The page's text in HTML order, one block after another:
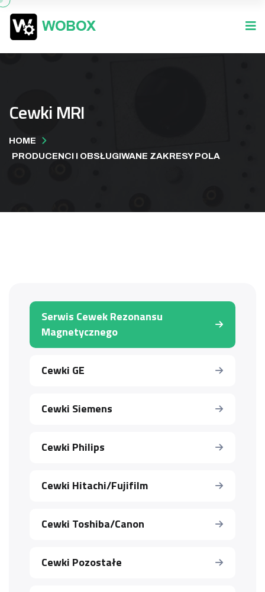
Cewki MRI
HOME
PRODUCENCI I OBSŁUGIWANE ZAKRESY POLA
Serwis Cewek Rezonansu
Magnetycznego
Cewki GE
Cewki Siemens
Cewki Philips
Cewki Hitachi/Fujifilm
Cewki Toshiba/Canon
Cewki Pozostałe